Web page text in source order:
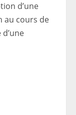
d’une
au cours de